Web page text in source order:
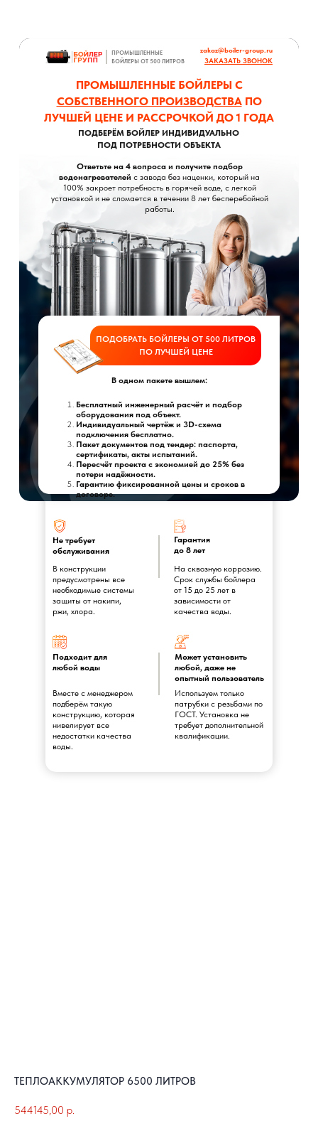
Ответьте на 4 вопроса и получите подбор
водонагревателей с завода без наценки, который на
100% закроет потребность в горячей воде, с легкой
установкой и не сломается в течении 8 лет бесперебойной
работы.
В одном пакете вышлем:
Бесплатный инженерный расчёт и подбор
оборудования под объект.
Индивидуальный чертёж и 3D-схема
подключения бесплатно.
Пакет документов под тендер: паспорта,
сертификаты, акты испытаний.
Пересчёт проекта с экономией до 25% без
потери надёжности.
Гарантию фиксированной цены и сроков в
договоре.
ПРОМЫШЛЕННЫЕ БОЙЛЕРЫ С
СОБСТВЕННОГО ПРОИЗВОДСТВАПО
ЛУЧШЕЙ ЦЕНЕ И РАССРОЧКОЙ ДО 1 ГОДА
ПОДБЕРЁМ БОЙЛЕР ИНДИВИДУАЛЬНО
ПОД ПОТРЕБНОСТИ ОБЪЕКТА
Не требует
обслуживания
В конструкции
предусмотрены все
необходимые системы
защиты от накипи,
ржи, хлора.
Гарантия
до 8 лет
ПРОМЫШЛЕННЫЕ
БОЙЛЕРЫ ОТ 500 ЛИТРОВ
На сквозную коррозию.
Срок службы бойлера
от 15 до 25 лет в
зависимости от
качества воды.
Подходит для
любой воды
Вместе с менеджером
подберём такую
конструкцию, которая
нивелирует все
недостатки качества
воды.
Может установить
любой, даже не
опытный пользователь
Используем только
патрубки с резьбами по
ГОСТ. Установка не
требует дополнительной
квалификации.
zakaz@boiler-group.ru
ЗАКАЗАТЬ ЗВОНОК
ПОДОБРАТЬ БОЙЛЕРЫ ОТ 500 ЛИТРОВ
ПО ЛУЧШЕЙ ЦЕНЕ
ТЕПЛОАККУМУЛЯТОР 6500 ЛИТРОВ
544145,00 р.